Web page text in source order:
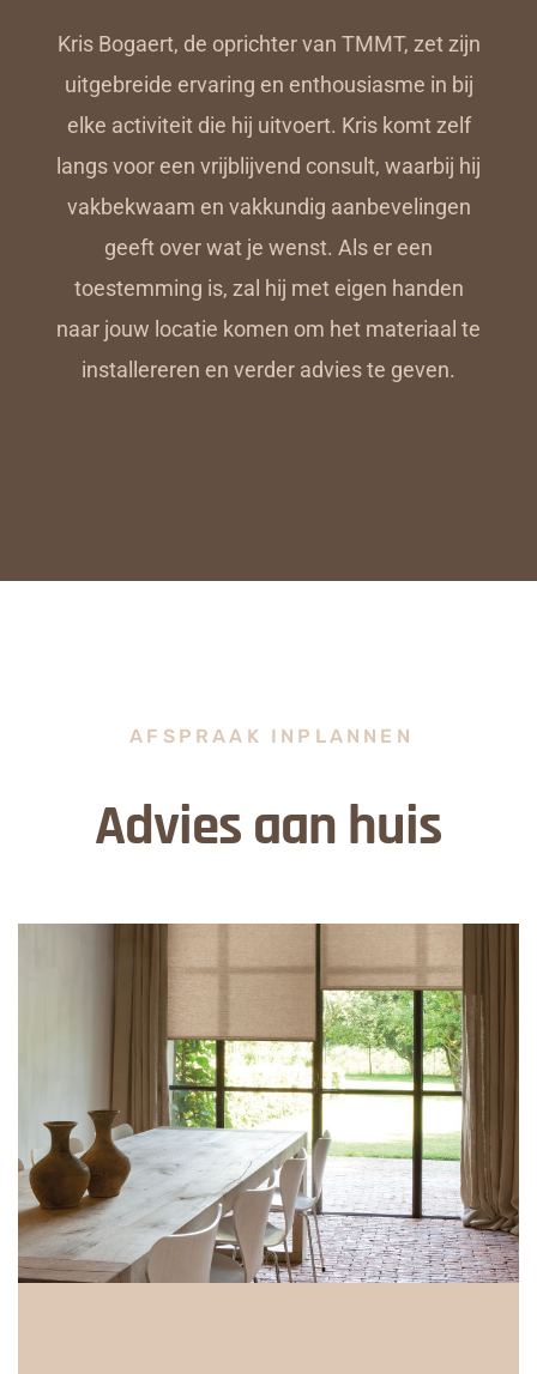
Kris Bogaert, de oprichter van TMMT, zet zijn
uitgebreide ervaring en enthousiasme in bij
elke activiteit die hij uitvoert. Kris komt zelf
langs voor een vrijblijvend consult, waarbij hij
vakbekwaam en vakkundig aanbevelingen
geeft over wat je wenst. Als er een
toestemming is, zal hij met eigen handen
naar jouw locatie komen om het materiaal te
installereren en verder advies te geven.
AFSPRAAK INPLANNEN
Advies aan huis